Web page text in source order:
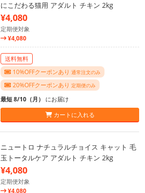
にこだわる猫用 アダルト チキン 2kg
¥4,080
定期便対象
¥4,080
送料無料
10%OFFクーポンあり 通常注文のみ
20%OFFクーポンあり 定期便のみ
最短 8/10（月） にお届け
カートに入れる
ニュートロ ナチュラルチョイス キャット 毛
玉トータルケア アダルト チキン 2kg
¥4,080
定期便対象
¥4,080